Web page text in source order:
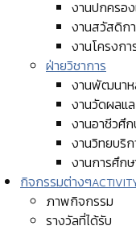
งานปกครอ
งานสวัสดิก
งานโครงก
ฝ่ายวิชาการ
งานพัฒนาห
งานวัดผลแล
งานอาชีวศึ
งานวิทยบริก
งานการศึก
กิจกรรมต่างๆ
ภาพกิจกรรม
รางวัลที่ได้รับ